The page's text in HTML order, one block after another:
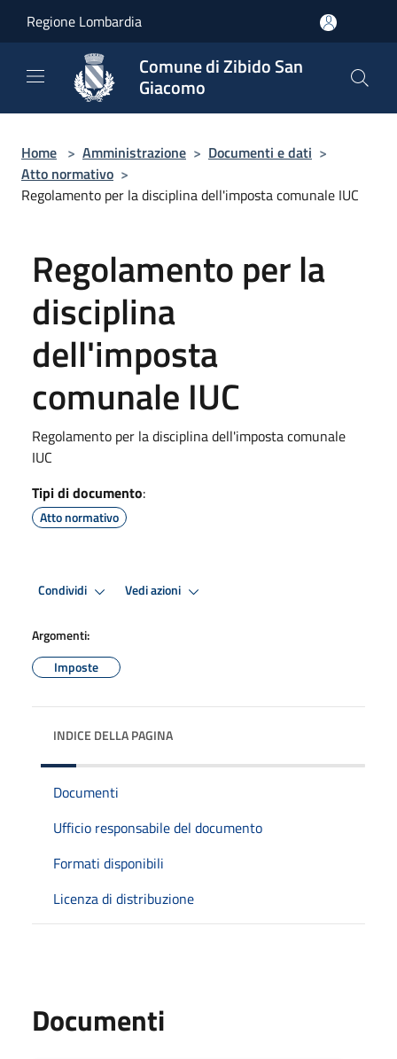
Regione Lombardia
Comune di Zibido San
Giacomo
Home > Amministrazione > Documenti e dati >
Atto normativo >
Regolamento per la disciplina dell'imposta comunale IUC
Regolamento per la
disciplina
dell'imposta
comunale IUC
Regolamento per la disciplina dell'imposta comunale
IUC
Tipi di documento:
Atto normativo
Condividi Vedi azioni
Argomenti:
Imposte
INDICE DELLA PAGINA
Documenti
Ufficio responsabile del documento
Formati disponibili
Licenza di distribuzione
Documenti